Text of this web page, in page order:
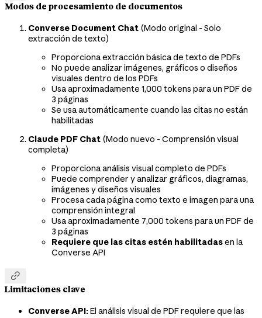
Modos de procesamiento de documentos
Converse Document Chat (Modo original - Solo
extracción de texto)
Proporciona extracción básica de texto de PDFs
No puede analizar imágenes, gráficos o diseños
visuales dentro de los PDFs
Usa aproximadamente 1,000 tokens para un PDF de
3 páginas
Se usa automáticamente cuando las citas no están
habilitadas
Claude PDF Chat (Modo nuevo - Comprensión visual
completa)
Proporciona análisis visual completo de PDFs
Puede comprender y analizar gráficos, diagramas,
imágenes y diseños visuales
Procesa cada página como texto e imagen para una
comprensión integral
Usa aproximadamente 7,000 tokens para un PDF de
3 páginas
Requiere que las citas estén habilitadasen la
Converse API

Limitaciones clave
Converse API:El análisis visual de PDF requiere que las